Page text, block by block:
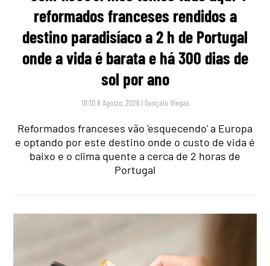
reformados franceses rendidos a
destino paradisíaco a 2 h de Portugal
onde a vida é barata e há 300 dias de
sol por ano
18:10 8 Agosto, 2026 | Gonçalo Viegas
Reformados franceses vão 'esquecendo' a Europa
e optando por este destino onde o custo de vida é
baixo e o clima quente a cerca de 2 horas de
Portugal